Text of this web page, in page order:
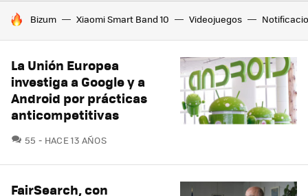
HOY SE HABLA DE
Bizum Xiaomi Smart Band 10 Videojuegos
La Unión Europea
investiga a Google y a
Android por prácticas
anticompetitivas
55 COMENTARIOS
HACE 13 AÑOS
FairSearch, con